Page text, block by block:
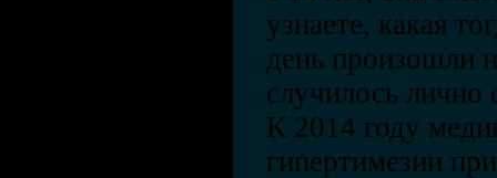
узнаете, какая
день произошли
случилось лично
К 2014 году
гипертимезии